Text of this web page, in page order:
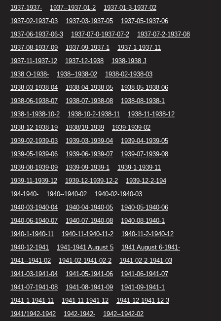
1937-1937-
1937--1937-01-2
1937-01-3-1937-02
1937-02-1937-03
1937-03-1937-05
1937-05-1937-06
1937-06-1937-06-3
1937-07-0-1937-07-2
1937-07-2-1937-08
1937-08-1937-09
1937-09-1937-1
1937-1-1937-11
1937-11-1937-12
1937-12-1938
1938-1938 J
1938 O-1938-
1938--1938-02
1938-02-1938-03
1938-03-1938-04
1938-04-1938-05
1938-05-1938-06
1938-06-1938-07
1938-07-1938-08
1938-08-1938-1
1938-1-1938-10-2
1938-10-2-1938-11
1938-11-1938-12
1938-12-1938-19
1938/19-1939
1939-1939-02
1939-02-1939-03
1939-03-1939-04
1939-04-1939-05
1939-05-1939-06
1939-06-1939-07
1939-07-1939-08
1939-08-1939-09
1939-09-1939-1
1939-1-1939-11
1939-11-1939-12
1939-12-1939-12-2
1939-12-2-194
194-1940-
1940--1940-02
1940-02-1940-03
1940-03-1940-04
1940-04-1940-05
1940-05-1940-06
1940-06-1940-07
1940-07-1940-08
1940-08-1940-1
1940-1-1940-11
1940-11-1940-11-2
1940-11-2-1940-12
1940-12-1941
1941-1941 August 5
1941 August 6-1941-
1941--1941-02
1941-02-1941-02-2
1941-02-2-1941-03
1941-03-1941-04
1941-05-1941-06
1941-06-1941-07
1941-07-1941-08
1941-08-1941-09
1941-09-1941-1
1941-1-1941-11
1941-11-1941-12
1941-12-1941-12-3
1941/1942-1942
1942-1942-
1942--1942-02